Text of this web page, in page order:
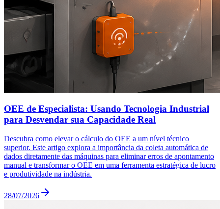
OEE de Especialista: Usando Tecnologia Industrial
para Desvendar sua Capacidade Real
Descubra como elevar o cálculo do OEE a um nível técnico
superior. Este artigo explora a importância da coleta automática de
dados diretamente das máquinas para eliminar erros de apontamento
manual e transformar o OEE em uma ferramenta estratégica de lucro
e produtividade na indústria.
28/07/2026